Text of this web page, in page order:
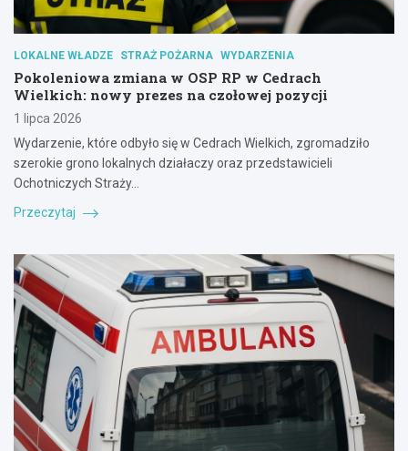
LOKALNE WŁADZE STRAŻ POŻARNA WYDARZENIA
Pokoleniowa zmiana w OSP RP w Cedrach
Wielkich: nowy prezes na czołowej pozycji
1 lipca 2026
Wydarzenie, które odbyło się w Cedrach Wielkich, zgromadziło
szerokie grono lokalnych działaczy oraz przedstawicieli
Ochotniczych Straży…
Przeczytaj